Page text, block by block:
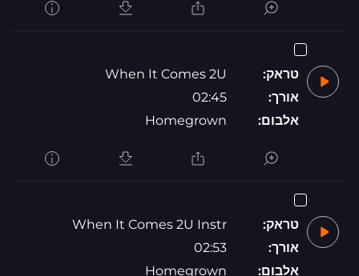
טראק:
When It Comes 2U
אורך:
02:45
אלבום:
Homegrown
טראק:
When It Comes 2U Instr
אורך:
02:53
אלבום:
Homegrown